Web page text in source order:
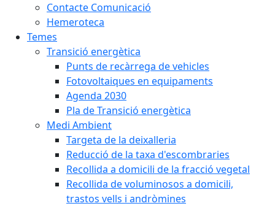
Contacte Comunicació
Hemeroteca
Temes
Transició energètica
Punts de recàrrega de vehicles
Fotovoltaiques en equipaments
Agenda 2030
Pla de Transició energètica
Medi Ambient
Targeta de la deixalleria
Reducció de la taxa d'escombraries
Recollida a domicili de la fracció vegetal
Recollida de voluminosos a domicili,
trastos vells i andròmines